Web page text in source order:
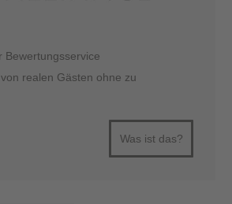
Bewertungsservice
realen Gästen ohne zu
Was ist das?